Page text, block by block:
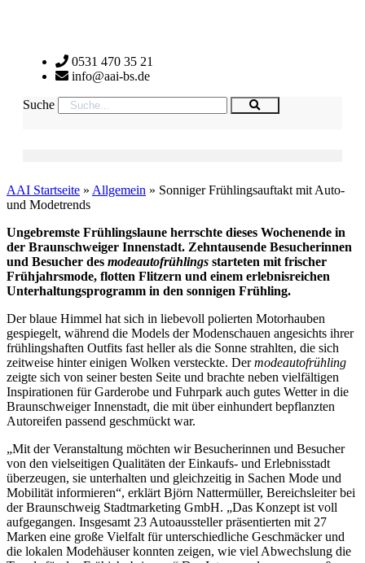
0531 470 35 21
info@aai-bs.de
Suche
AAI Startseite » Allgemein » Sonniger Frühlingsauftakt mit Auto-
und Modetrends
Ungebremste Frühlingslaune herrschte dieses Wochenende in
der Braunschweiger Innenstadt. Zehntausende Besucherinnen
und Besucher des modeautofrühlings starteten mit frischer
Frühjahrsmode, flotten Flitzern und einem erlebnisreichen
Unterhaltungsprogramm in den sonnigen Frühling.
Der blaue Himmel hat sich in liebevoll polierten Motorhauben
gespiegelt, während die Models der Modenschauen angesichts ihrer
frühlingshaften Outfits fast heller als die Sonne strahlten, die sich
zeitweise hinter einigen Wolken versteckte. Dermodeautofrühling
zeigte sich von seiner besten Seite und brachte neben vielfältigen
Inspirationen für Garderobe und Fuhrpark auch gutes Wetter in die
Braunschweiger Innenstadt, die mit über einhundert bepflanzten
Autoreifen passend geschmückt war.
„Mit der Veranstaltung möchten wir Besucherinnen und Besucher
von den vielseitigen Qualitäten der Einkaufs- und Erlebnisstadt
überzeugen, sie unterhalten und gleichzeitig in Sachen Mode und
Mobilität informieren“, erklärt Björn Nattermüller, Bereichsleiter bei
der Braunschweig Stadtmarketing GmbH. „Das Konzept ist voll
aufgegangen. Insgesamt 23 Autoaussteller präsentierten mit 27
Marken eine große Vielfalt für unterschiedliche Geschmäcker und
die lokalen Modehäuser konnten zeigen, wie viel Abwechslung die